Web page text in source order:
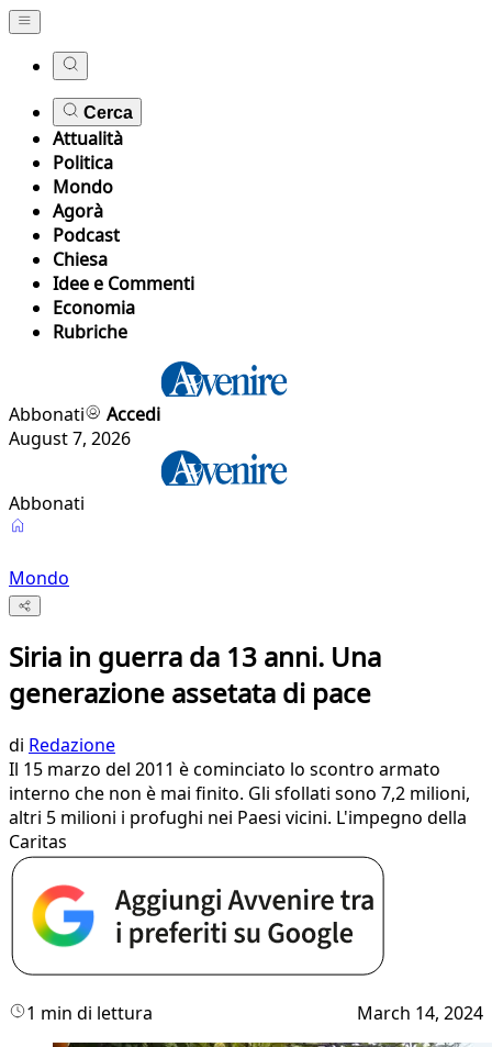
Cerca
Attualità
Politica
Mondo
Agorà
Podcast
Chiesa
Idee e Commenti
Economia
Rubriche
Abbonati
Accedi
August 7, 2026
Abbonati
Mondo
Siria in guerra da 13 anni. Una
generazione assetata di pace
di Redazione
Il 15 marzo del 2011 è cominciato lo scontro armato
interno che non è mai finito. Gli sfollati sono 7,2 milioni,
altri 5 milioni i profughi nei Paesi vicini. L'impegno della
Caritas
1 min di lettura March 14, 2024